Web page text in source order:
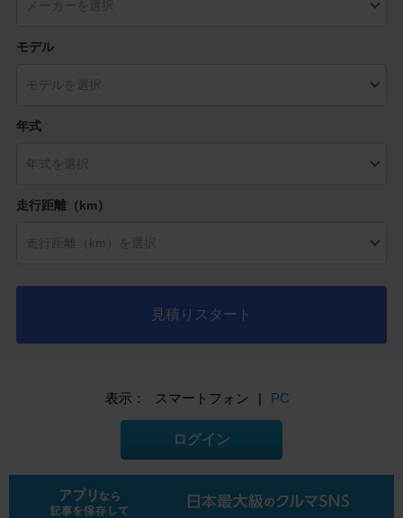
モデル
年式
走行距離（km）
見積りスタート
表示： スマートフォン PC
ログイン